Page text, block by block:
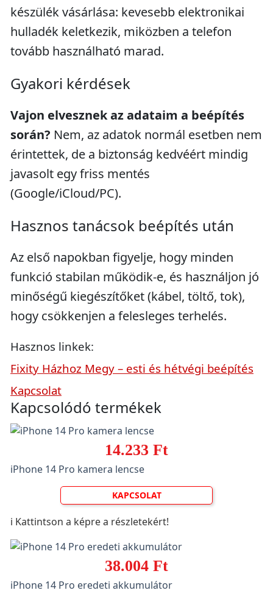
készülék vásárlása: kevesebb elektronikai
hulladék keletkezik, miközben a telefon
tovább használható marad.
Gyakori kérdések
Vajon elvesznek az adataim a beépítés
során? Nem, az adatok normál esetben nem
érintettek, de a biztonság kedvéért mindig
javasolt egy friss mentés
(Google/iCloud/PC).
Hasznos tanácsok beépítés után
Az első napokban figyelje, hogy minden
funkció stabilan működik-e, és használjon jó
minőségű kiegészítőket (kábel, töltő, tok),
hogy csökkenjen a felesleges terhelés.
Hasznos linkek:
Fixity Házhoz Megy – esti és hétvégi beépítés
Kapcsolat
Kapcsolódó termékek
14.233 Ft
iPhone 14 Pro kamera lencse
KAPCSOLAT
ℹ️ Kattintson a képre a részletekért!
38.004 Ft
iPhone 14 Pro eredeti akkumulátor